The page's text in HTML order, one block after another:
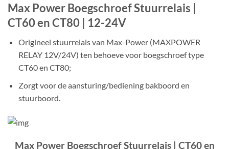
Max Power Boegschroef Stuurrelais |
CT60 en CT80 | 12-24V
Origineel stuurrelais van Max-Power (MAXPOWER
RELAY 12V/24V) ten behoeve voor boegschroef type
CT60 en CT80;
Zorgt voor de aansturing/bediening bakboord en
stuurboord.
Max Power Boegschroef Stuurrelais | CT60 en